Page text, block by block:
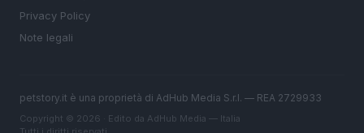
Privacy Policy
Note legali
petstory.it è una proprietà di AdHub Media S.r.l. — REA 2729933
Copyright © 2026 · Edito da AdHub Media — Italia